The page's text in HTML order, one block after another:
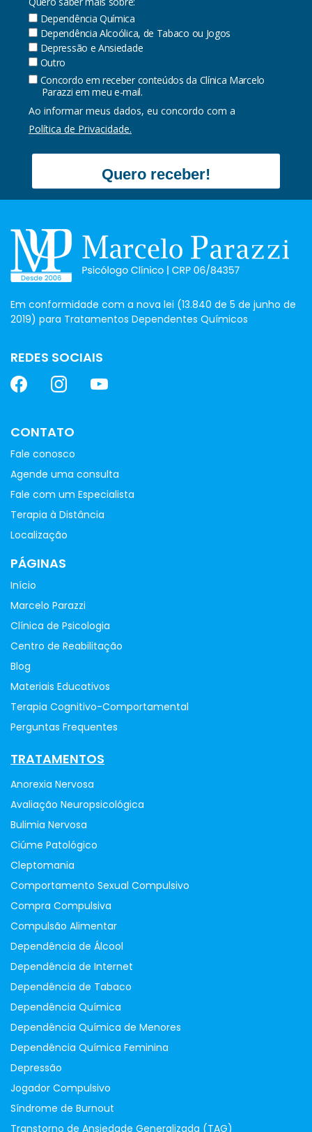
Dependência Química
Dependência Alcoólica, de Tabaco ou Jogos
Depressão e Ansiedade
Outro
Concordo em receber conteúdos da Clínica Marcelo
Parazzi em meu e-mail.
Ao informar meus dados, eu concordo com a
Política de Privacidade.
Quero receber!
Em conformidade com a nova lei (13.840 de 5 de junho de
2019) para Tratamentos Dependentes Químicos
REDES SOCIAIS
CONTATO
Fale conosco
Agende uma consulta
Fale com um Especialista
Terapia à Distância
Localização
PÁGINAS
Início
Marcelo Parazzi
Clínica de Psicologia
Centro de Reabilitação
Blog
Materiais Educativos
Terapia Cognitivo-Comportamental
Perguntas Frequentes
TRATAMENTOS
Anorexia Nervosa
Avaliação Neuropsicológica
Bulimia Nervosa
Ciúme Patológico
Cleptomania
Comportamento Sexual Compulsivo
Compra Compulsiva
Compulsão Alimentar
Dependência de Álcool
Dependência de Internet
Dependência de Tabaco
Dependência Química
Dependência Química de Menores
Dependência Química Feminina
Depressão
Jogador Compulsivo
Síndrome de Burnout
Transtorno de Ansiedade Generalizada (TAG)